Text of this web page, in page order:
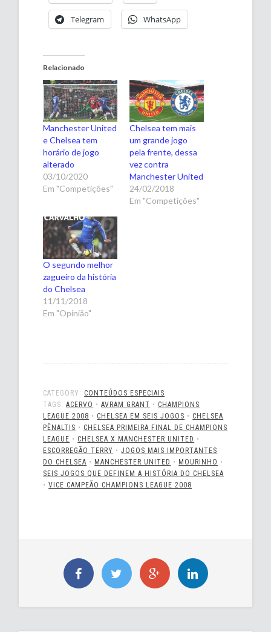
Telegram WhatsApp
Relacionado
Manchester United
e Chelsea tem
horário de jogo
alterado
03/10/2020
Em "Competições"
Chelsea tem mais
um grande jogo
pela frente, dessa
vez contra
Manchester United
24/02/2018
Em "Competições"
O segundo melhor
zagueiro da história
do Chelsea
11/11/2018
Em "Opinião"
CATEGORY: CONTEÚDOS ESPECIAIS
TAGS:ACERVO •AVRAM GRANT • CHAMPIONS
LEAGUE 2008 • CHELSEA EM SEIS JOGOS • CHELSEA
PÊNALTIS • CHELSEA PRIMEIRA FINAL DE CHAMPIONS
LEAGUE • CHELSEA X MANCHESTER UNITED •
ESCORREGÃO TERRY •JOGOS MAIS IMPORTANTES
DO CHELSEA • MANCHESTER UNITED • MOURINHO •
SEIS JOGOS QUE DEFINEM A HISTÓRIA DO CHELSEA
•VICE CAMPEÃO CHAMPIONS LEAGUE 2008